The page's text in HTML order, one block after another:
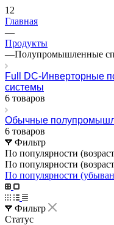
12
Главная
—
Продукты
—Полупромышленные
Full DC-Инверторные
системы
6 товаров
Обычные
6 товаров
Фильтр
По популярности
По популярности
По популярности
Фильтр
Статус